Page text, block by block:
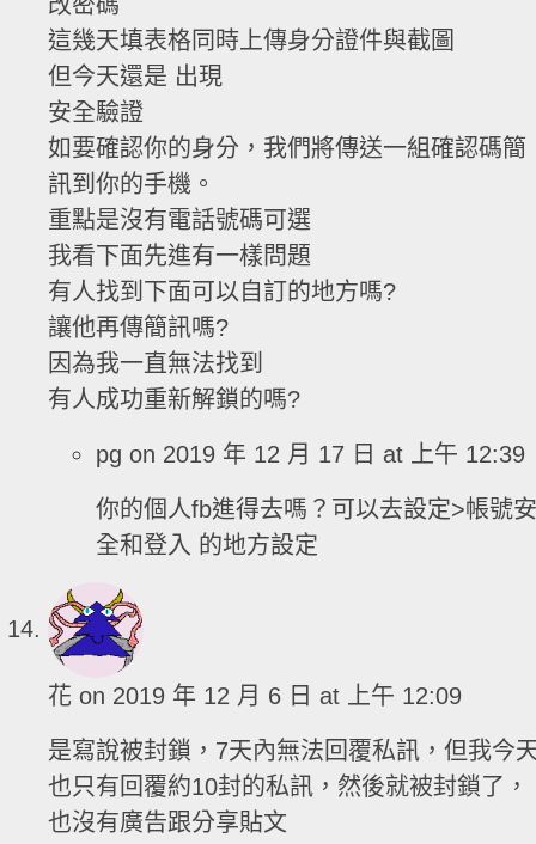
改密碼
這幾天填表格同時上傳身分證件與截圖
但今天還是 出現
安全驗證
如要確認你的身分，我們將傳送一組確認碼簡
訊到你的手機。
重點是沒有電話號碼可選
我看下面先進有一樣問題
有人找到下面可以自訂的地方嗎?
讓他再傳簡訊嗎?
因為我一直無法找到
有人成功重新解鎖的嗎?
pg on 2019 年 12 月 17 日 at 上午 12:39
你的個人fb進得去嗎？可以去設定>帳號安
全和登入 的地方設定
花 on 2019 年 12 月 6 日 at 上午 12:09
是寫說被封鎖，7天內無法回覆私訊，但我今
也只有回覆約10封的私訊，然後就被封鎖了，
也沒有廣告跟分享貼文